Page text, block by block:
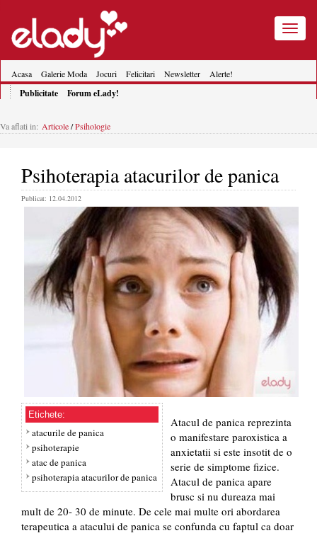
Toggle
Acasa Galerie Moda Jocuri Felicitari Newsletter Alerte!
Publicitate Forum eLady!
Va aflati in: Articole/Psihologie
Psihoterapia atacurilor de panica
Publicat: 12.04.2012
Etichete:
atacurile de panica
psihoterapie
atac de panica
psihoterapia atacurilor de panica
Atacul de panica reprezinta
o manifestare paroxistica a
anxietatii si este insotit de o
serie de simptome fizice.
Atacul de panica apare
brusc si nu dureaza mai
mult de 20- 30 de minute. De cele mai multe ori abordarea
terapeutica a atacului de panica se confunda cu faptul ca doar